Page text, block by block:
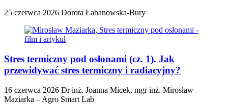
25 czerwca 2026 Dorota Łabanowska-Bury
Stres termiczny pod osłonami (cz. 1). Jak
przewidywać stres termiczny i radiacyjny?
16 czerwca 2026 Dr inż. Joanna Micek, mgr inż. Mirosław
Maziarka – Agro Smart Lab